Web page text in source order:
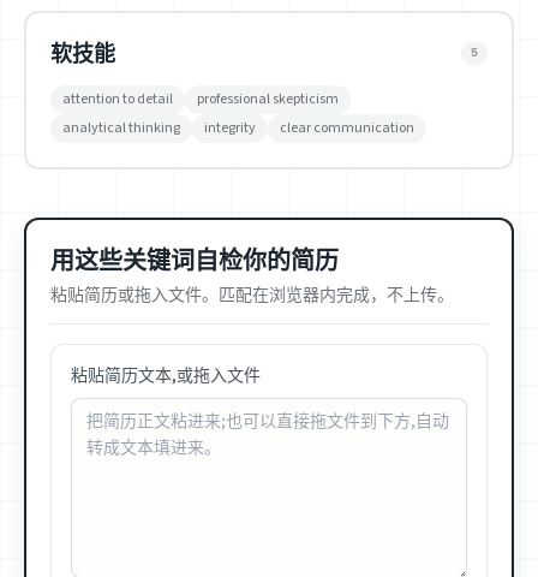
软技能 5
attention to detail
professional skepticism
analytical thinking
integrity clear communication
用这些关键词自检你的简历
粘贴简历或拖入文件。匹配在浏览器内完成，不上传。
粘贴简历文本,或拖入文件